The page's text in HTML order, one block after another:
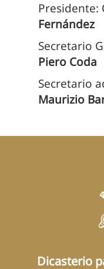
Presidente:
Fernández
Secretario
Piero Coda
Secretario
Maurizio
Dicasterio